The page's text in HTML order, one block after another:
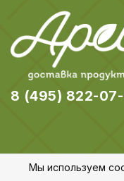
8 (495) 822-
Мы используем